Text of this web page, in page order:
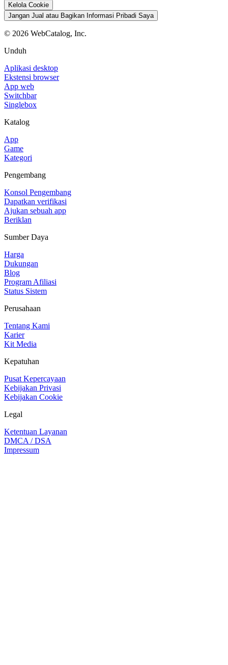
Kelola Cookie
Jangan Jual atau Bagikan Informasi Pribadi Saya
© 2026 WebCatalog, Inc.
Unduh
Aplikasi desktop
Ekstensi browser
App web
Switchbar
Singlebox
Katalog
App
Game
Kategori
Pengembang
Konsol Pengembang
Dapatkan verifikasi
Ajukan sebuah app
Beriklan
Sumber Daya
Harga
Dukungan
Blog
Program Afiliasi
Status Sistem
Perusahaan
Tentang Kami
Karier
Kit Media
Kepatuhan
Pusat Kepercayaan
Kebijakan Privasi
Kebijakan Cookie
Legal
Ketentuan Layanan
DMCA / DSA
Impressum